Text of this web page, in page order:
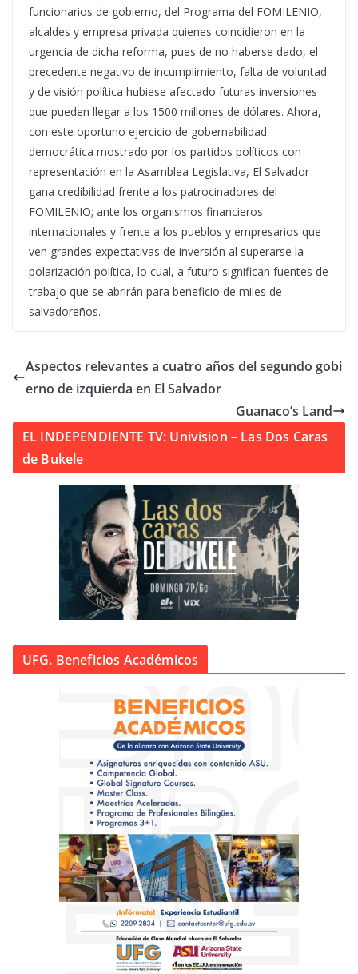
funcionarios de gobierno, del Programa del FOMILENIO,
alcaldes y empresa privada quienes coincidieron en la
urgencia de dicha reforma, pues de no haberse dado, el
precedente negativo de incumplimiento, falta de voluntad
y de visión política hubiese afectado futuras inversiones
que pueden llegar a los 1500 millones de dólares. Ahora,
con este oportuno ejercicio de gobernabilidad
democrática mostrado por los partidos políticos con
representación en la Asamblea Legislativa, El Salvador
gana credibilidad frente a los patrocinadores del
FOMILENIO; ante los organismos financieros
internacionales y frente a los pueblos y empresarios que
ven grandes expectativas de inversión al superarse la
polarización política, lo cual, a futuro significan fuentes de
trabajo que se abrirán para beneficio de miles de
salvadoreños.
Aspectos relevantes a cuatro años del segundo gobi
erno de izquierda en El Salvador
Guanaco’s Land
EL INDEPENDIENTE TV: Univision – Las Dos Caras
de Bukele
UFG. Beneficios Académicos